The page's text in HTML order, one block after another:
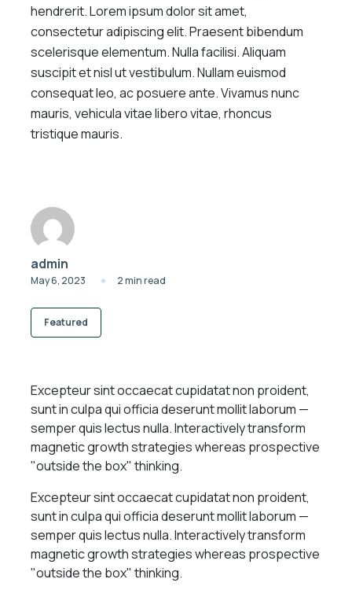
hendrerit. Lorem ipsum dolor sit amet,
consectetur adipiscing elit. Praesent bibendum
scelerisque elementum. Nulla facilisi. Aliquam
suscipit et nisl ut vestibulum. Nullam euismod
consequat leo, ac posuere ante. Vivamus nunc
mauris, vehicula vitae libero vitae, rhoncus
tristique mauris.
admin
May 6, 2023 2 min read
Featured
Excepteur sint occaecat cupidatat non proident,
sunt in culpa qui officia deserunt mollit laborum —
semper quis lectus nulla. Interactively transform
magnetic growth strategies whereas prospective
"outside the box" thinking.
Excepteur sint occaecat cupidatat non proident,
sunt in culpa qui officia deserunt mollit laborum —
semper quis lectus nulla. Interactively transform
magnetic growth strategies whereas prospective
"outside the box" thinking.